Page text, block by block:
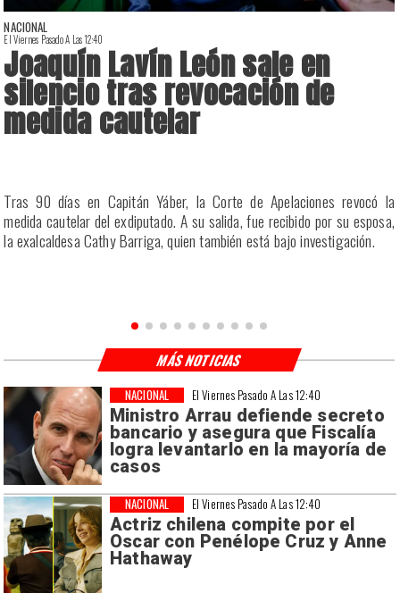
NACIONAL
El Viernes Pasado A Las 12:40
Joaquín Lavín León sale en
silencio tras revocación de
medida cautelar
Tras 90 días en Capitán Yáber, la Corte de Apelaciones revocó la
medida cautelar del exdiputado. A su salida, fue recibido por su esposa,
la exalcaldesa Cathy Barriga, quien también está bajo investigación.
El Viernes Pasado A Las 12:40
Ministro Arrau defiende secreto
bancario y asegura que Fiscalía
logra levantarlo en la mayoría de
casos
NACIONAL
El Viernes Pasado A Las 12:40
Actriz chilena compite por el
Oscar con Penélope Cruz y Anne
Hathaway
NACIONAL
MÁS NOTICIAS